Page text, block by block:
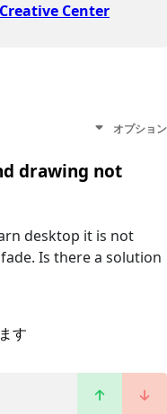
Center
オプション
drawing not
desktop it is not
Is there a solution
す